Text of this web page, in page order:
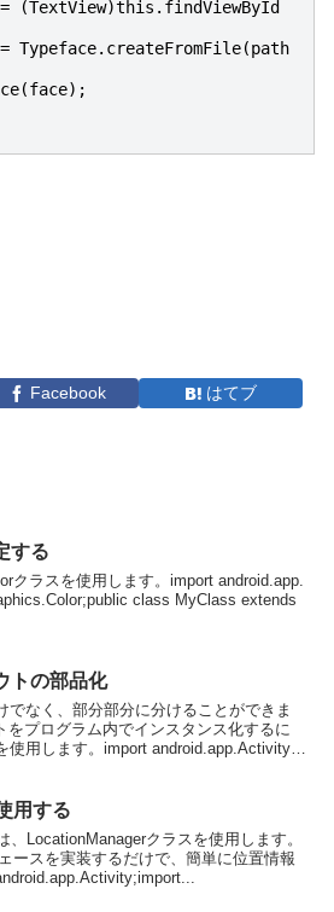
Facebook はてブ
する
クラスを使用します。import android.app.
class MyClass extends
トの部品化
でなく、部分部分に分けることができま
をプログラム内でインスタンス化するに
使用します。import android.app.Activity;i
用する
LocationManagerクラスを使用します。
ースを実装するだけで、簡単に位置情報